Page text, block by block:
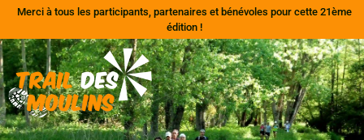
Merci à tous les participants, partenaires et bénévoles pour cette 21ème
édition !